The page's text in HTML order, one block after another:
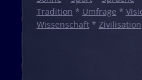
Tradition * Umfrage *
Wissenschaft* Zivilisation